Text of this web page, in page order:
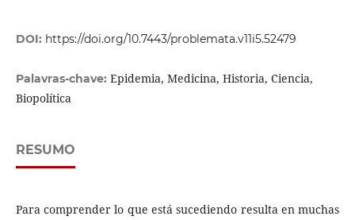
DOI: https://doi.org/10.7443/problemata.v11i5.52479
Palavras-chave: Epidemia, Medicina, Historia, Ciencia,
Biopolítica
RESUMO
Para comprender lo que está sucediendo resulta en muchas